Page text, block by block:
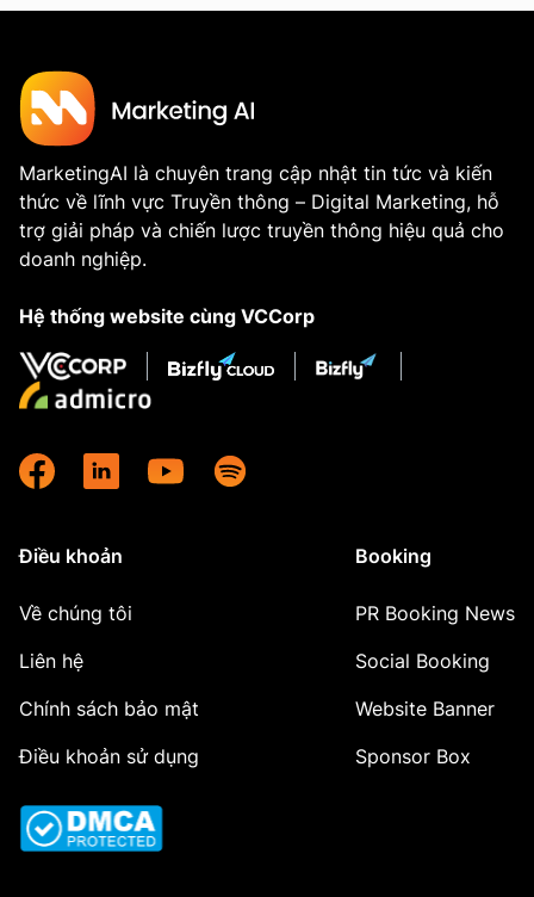
MarketingAI là chuyên trang cập nhật tin tức và kiến
thức về lĩnh vực Truyền thông – Digital Marketing, hỗ
trợ giải pháp và chiến lược truyền thông hiệu quả cho
doanh nghiệp.
Hệ thống website cùng VCCorp
Điều khoản
Về chúng tôi
Liên hệ
Chính sách bảo mật
Điều khoản sử dụng
Booking
PR Booking News
Social Booking
Website Banner
Sponsor Box